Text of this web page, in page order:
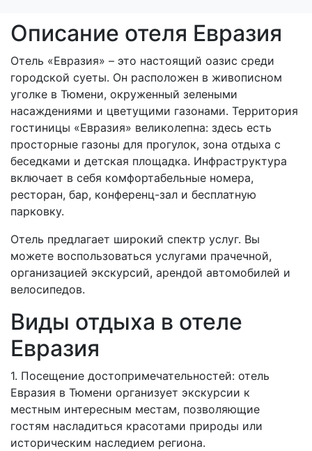
Описание отеля Евразия
Отель «Евразия» – это настоящий оазис среди
городской суеты. Он расположен в живописном
уголке в Тюмени, окруженный зелеными
насаждениями и цветущими газонами. Территория
гостиницы «Евразия» великолепна: здесь есть
просторные газоны для прогулок, зона отдыха с
беседками и детская площадка. Инфраструктура
включает в себя комфортабельные номера,
ресторан, бар, конференц-зал и бесплатную
парковку.
Отель предлагает широкий спектр услуг. Вы
можете воспользоваться услугами прачечной,
организацией экскурсий, арендой автомобилей и
велосипедов.
Виды отдыха в отеле
Евразия
1. Посещение достопримечательностей: отель
Евразия в Тюмени организует экскурсии к
местным интересным местам, позволяющие
гостям насладиться красотами природы или
историческим наследием региона.